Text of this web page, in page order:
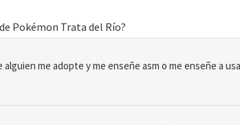
Pokémon Trata del Río?
alguien me adopte y me enseñe asm o me enseñe a